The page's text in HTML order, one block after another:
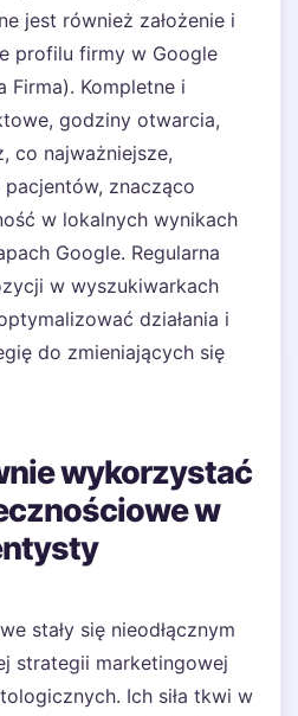
jest również założenie i
profilu firmy w Google
Firma). Kompletne i
godziny otwarcia,
co najważniejsze,
znacząco
w lokalnych wynikach
Google. Regularna
w wyszukiwarkach
działania i
do zmieniających się
wykorzystać
w
stały się nieodłącznym
strategii marketingowej
Ich siła tkwi w